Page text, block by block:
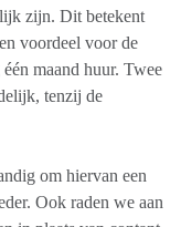
zijn. Dit betekent
voordeel voor de
maand huur. Twee
tenzij de
om hiervan een
Ook raden we aan